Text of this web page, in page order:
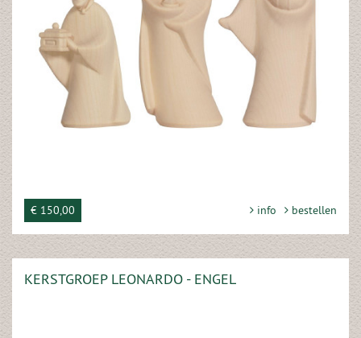
€ 150,00 info bestellen
KERSTGROEP LEONARDO - ENGEL